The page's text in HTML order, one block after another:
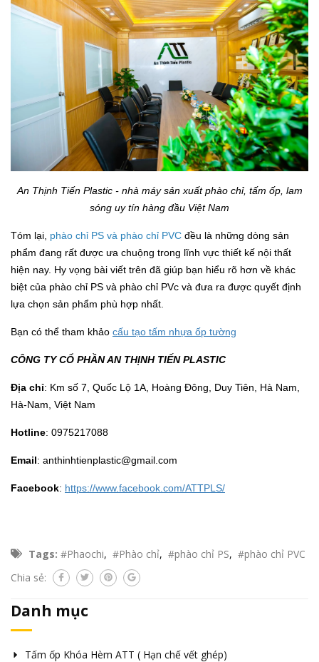
An Thịnh Tiến Plastic - nhà máy sản xuất phào chỉ, tấm ốp, lam
sóng uy tín hàng đầu Việt Nam
Tóm lại, phào chỉ PS và phào chỉ PVC đều là những dòng sản
phẩm đang rất được ưa chuộng trong lĩnh vực thiết kế nội thất
hiện nay. Hy vọng bài viết trên đã giúp bạn hiểu rõ hơn về khác
biệt của phào chỉ PS và phào chỉ PVc và đưa ra được quyết định
lựa chọn sản phẩm phù hợp nhất.
Bạn có thể tham khảo cấu tạo tấm nhựa ốp tường
CÔNG TY CỔ PHẦN AN THỊNH TIẾN PLASTIC
Địa chỉ: Km số 7, Quốc Lộ 1A, Hoàng Đông, Duy Tiên, Hà Nam,
Hà-Nam, Việt Nam
Hotline: 0975217088
Email: anthinhtienplastic@gmail.com
Facebook: https://www.facebook.com/ATTPLS/
Tags: #Phaochi, #Phào chỉ, #phào chỉ PS, #phào chỉ PVC
Chia sẻ:
Danh mục
Tấm ốp Khóa Hèm ATT ( Hạn chế vết ghép)